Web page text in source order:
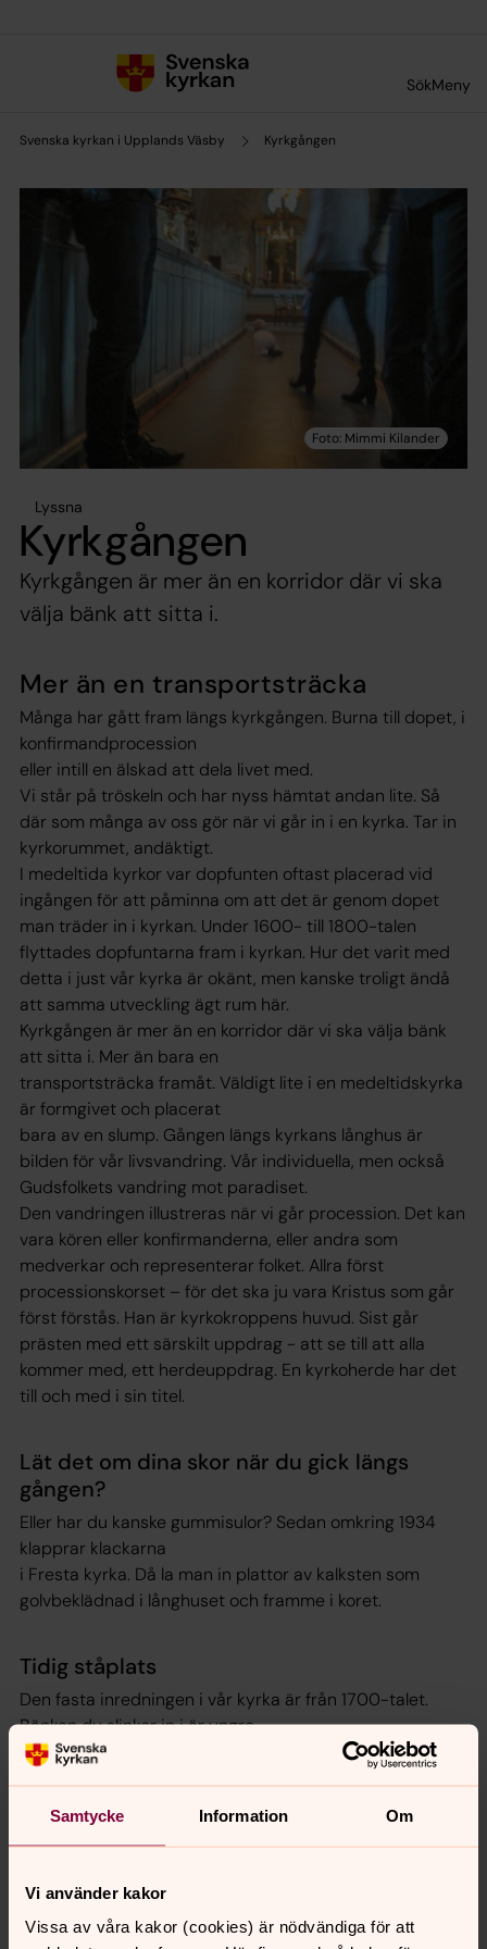
Samtycke Information Om
Vi använder kakor
Vissa av våra kakor (cookies) är nödvändiga för att
SökMeny
Svenska kyrkan i Upplands Väsby Kyrkgången
Lyssna
Kyrkgången
Kyrkgången är mer än en korridor där vi ska
välja bänk att sitta i.
Mer än en transportsträcka
Många har gått fram längs kyrkgången. Burna till dopet, i
konfirmandprocession
eller intill en älskad att dela livet med.
Vi står på tröskeln och har nyss hämtat andan lite. Så
där som många av oss gör när vi går in i en kyrka. Tar in
kyrkorummet, andäktigt.
I medeltida kyrkor var dopfunten oftast placerad vid
ingången för att påminna om att det är genom dopet
man träder in i kyrkan. Under 1600- till 1800-talen
flyttades dopfuntarna fram i kyrkan. Hur det varit med
detta i just vår kyrka är okänt, men kanske troligt ändå
att samma utveckling ägt rum här.
Kyrkgången är mer än en korridor där vi ska välja bänk
att sitta i. Mer än bara en
transportsträcka framåt. Väldigt lite i en medeltidskyrka
är formgivet och placerat
bara av en slump. Gången längs kyrkans långhus är
bilden för vår livsvandring. Vår individuella, men också
Gudsfolkets vandring mot paradiset.
Den vandringen illustreras när vi går procession. Det kan
vara kören eller konfirmanderna, eller andra som
medverkar och representerar folket. Allra först
processionskorset – för det ska ju vara Kristus som går
först förstås. Han är kyrkokroppens huvud. Sist går
prästen med ett särskilt uppdrag - att se till att alla
kommer med, ett herdeuppdrag. En kyrkoherde har det
till och med i sin titel.
Lät det om dina skor när du gick längs
gången?
Eller har du kanske gummisulor? Sedan omkring 1934
klapprar klackarna
i Fresta kyrka. Då la man in plattor av kalksten som
golvbeklädnad i långhuset och framme i koret.
Tidig ståplats
Den fasta inredningen i vår kyrka är från 1700-talet.
Bänken du slinker in i är yngre,
från 1930-talet, ”utförd i hög kvalitet” och med
för 1700-talet har jag inte
lyckats luska ut. Men förmodligen fanns där bänkar
sedan 1500-talet. Tidigare än
gudstjänsterna i kyrkorna i Sverige.